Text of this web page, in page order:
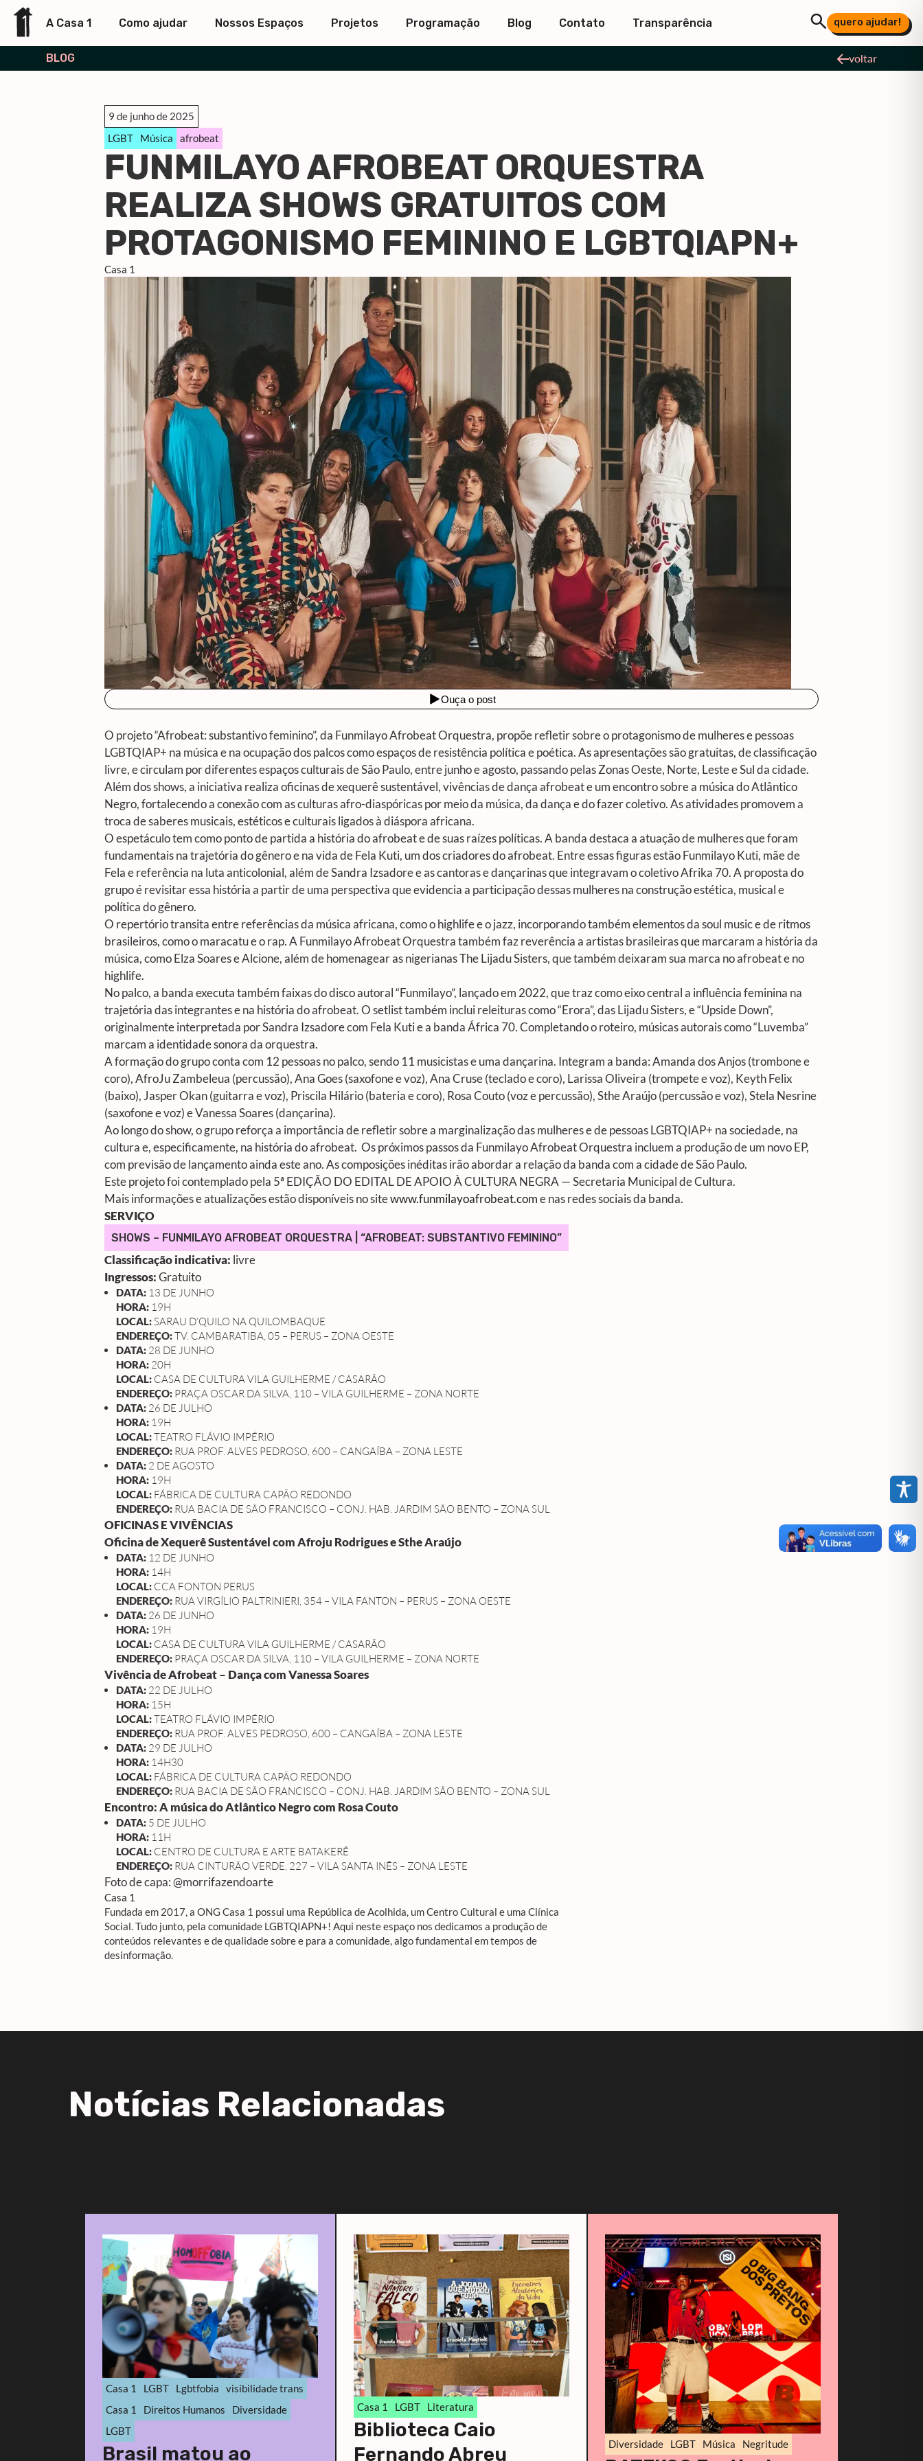
A Casa 1 Como ajudar Nossos Espaços Projetos Programação Blog Contato Transparência quero ajudar!
BLOG voltar
9 de junho de 2025
LGBT
Música afrobeat
FUNMILAYO AFROBEAT ORQUESTRA
REALIZA SHOWS GRATUITOS COM
PROTAGONISMO FEMININO E LGBTQIAPN+
Casa 1
O projeto “Afrobeat: substantivo feminino”, da Funmilayo Afrobeat Orquestra, propõe refletir sobre o protagonismo de mulheres e pessoas
LGBTQIAP+ na música e na ocupação dos palcos como espaços de resistência política e poética. As apresentações são gratuitas, de classificação
livre, e circulam por diferentes espaços culturais de São Paulo, entre junho e agosto, passando pelas Zonas Oeste, Norte, Leste e Sul da cidade.
Além dos shows, a iniciativa realiza oficinas de xequerê sustentável, vivências de dança afrobeat e um encontro sobre a música do Atlântico
Negro, fortalecendo a conexão com as culturas afro-diaspóricas por meio da música, da dança e do fazer coletivo. As atividades promovem a
troca de saberes musicais, estéticos e culturais ligados à diáspora africana.
O espetáculo tem como ponto de partida a história do afrobeat e de suas raízes políticas. A banda destaca a atuação de mulheres que foram
fundamentais na trajetória do gênero e na vida de Fela Kuti, um dos criadores do afrobeat. Entre essas figuras estão Funmilayo Kuti, mãe de
Fela e referência na luta anticolonial, além de Sandra Izsadore e as cantoras e dançarinas que integravam o coletivo Afrika 70. A proposta do
grupo é revisitar essa história a partir de uma perspectiva que evidencia a participação dessas mulheres na construção estética, musical e
política do gênero.
O repertório transita entre referências da música africana, como o highlife e o jazz, incorporando também elementos da soul music e de ritmos
brasileiros, como o maracatu e o rap. A Funmilayo Afrobeat Orquestra também faz reverência a artistas brasileiras que marcaram a história da
música, como Elza Soares e Alcione, além de homenagear as nigerianas The Lijadu Sisters, que também deixaram sua marca no afrobeat e no
highlife.
No palco, a banda executa também faixas do disco autoral “Funmilayo”, lançado em 2022, que traz como eixo central a influência feminina na
trajetória das integrantes e na história do afrobeat. O setlist também inclui releituras como “Erora”, das Lijadu Sisters, e “Upside Down”,
originalmente interpretada por Sandra Izsadore com Fela Kuti e a banda África 70. Completando o roteiro, músicas autorais como “Luvemba”
marcam a identidade sonora da orquestra.
A formação do grupo conta com 12 pessoas no palco, sendo 11 musicistas e uma dançarina. Integram a banda: Amanda dos Anjos (trombone e
coro), AfroJu Zambeleua (percussão), Ana Goes (saxofone e voz), Ana Cruse (teclado e coro), Larissa Oliveira (trompete e voz), Keyth Felix
(baixo), Jasper Okan (guitarra e voz), Priscila Hilário (bateria e coro), Rosa Couto (voz e percussão), Sthe Araújo (percussão e voz), Stela Nesrine
(saxofone e voz) e Vanessa Soares (dançarina).
Ao longo do show, o grupo reforça a importância de refletir sobre a marginalização das mulheres e de pessoas LGBTQIAP+ na sociedade, na
cultura e, especificamente, na história do afrobeat. Os próximos passos da Funmilayo Afrobeat Orquestra incluem a produção de um novo EP,
com previsão de lançamento ainda este ano. As composições inéditas irão abordar a relação da banda com a cidade de São Paulo.
Este projeto foi contemplado pela 5ª EDIÇÃO DO EDITAL DE APOIO À CULTURA NEGRA — Secretaria Municipal de Cultura.
Mais informações e atualizações estão disponíveis no sitewww.funmilayoafrobeat.come nas redes sociais da banda.
SERVIÇO
SHOWS – FUNMILAYO AFROBEAT ORQUESTRA | “AFROBEAT: SUBSTANTIVO FEMININO”
Classificação indicativa: livre
Ingressos:Gratuito
DATA: 13 DE JUNHO
HORA: 19H
LOCAL:SARAU D’QUILO NA QUILOMBAQUE
ENDEREÇO:TV. CAMBARATIBA, 05 – PERUS – ZONA OESTE
DATA: 28 DE JUNHO
HORA: 20H
LOCAL: CASA DE CULTURA VILA GUILHERME / CASARÃO
ENDEREÇO: PRAÇA OSCAR DA SILVA, 110 – VILA GUILHERME – ZONA NORTE
DATA: 26 DE JULHO
HORA: 19H
LOCAL:TEATRO FLÁVIO IMPÉRIO
ENDEREÇO: RUA PROF. ALVES PEDROSO, 600 – CANGAÍBA – ZONA LESTE
DATA: 2 DE AGOSTO
HORA: 19H
LOCAL: FÁBRICA DE CULTURA CAPÃO REDONDO
ENDEREÇO: RUA BACIA DE SÃO FRANCISCO – CONJ. HAB. JARDIM SÃO BENTO – ZONA SUL
OFICINAS E VIVÊNCIAS
Oficina de Xequerê Sustentável com Afroju Rodrigues e Sthe Araújo
DATA: 12 DE JUNHO
HORA: 14H
LOCAL: CCA FONTON PERUS
ENDEREÇO: RUA VIRGÍLIO PALTRINIERI, 354 – VILA FANTON – PERUS – ZONA OESTE
DATA: 26 DE JUNHO
HORA: 19H
LOCAL: CASA DE CULTURA VILA GUILHERME / CASARÃO
ENDEREÇO: PRAÇA OSCAR DA SILVA, 110 – VILA GUILHERME – ZONA NORTE
Vivência de Afrobeat – Dança com Vanessa Soares
DATA: 22 DE JULHO
HORA: 15H
LOCAL:TEATRO FLÁVIO IMPÉRIO
ENDEREÇO: RUA PROF. ALVES PEDROSO, 600 – CANGAÍBA – ZONA LESTE
DATA: 29 DE JULHO
HORA: 14H30
LOCAL: FÁBRICA DE CULTURA CAPÃO REDONDO
ENDEREÇO: RUA BACIA DE SÃO FRANCISCO – CONJ. HAB. JARDIM SÃO BENTO – ZONA SUL
Encontro: A música do Atlântico Negro com Rosa Couto
DATA: 5 DE JULHO
HORA: 11H
LOCAL: CENTRO DE CULTURA E ARTE BATAKERÊ
ENDEREÇO: RUA CINTURÃO VERDE, 227 – VILA SANTA INÊS – ZONA LESTE
Foto de capa: @morrifazendoarte
Casa 1
Fundada em 2017, a ONG Casa 1 possui uma República de Acolhida, um Centro Cultural e uma Clínica
Social. Tudo junto, pela comunidade LGBTQIAPN+! Aqui neste espaço nos dedicamos a produção de
conteúdos relevantes e de qualidade sobre e para a comunidade, algo fundamental em tempos de
desinformação.
Notícias Relacionadas
Casa 1 LGBT Lgbtfobia
visibilidade trans
Casa 1
Direitos Humanos
Diversidade
LGBT
Brasil matou ao
Casa 1 LGBT Literatura
Biblioteca Caio
Fernando Abreu
Diversidade LGBT Música Negritude